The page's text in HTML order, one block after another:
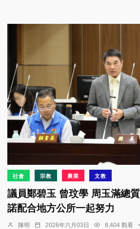
社會 宗教 農業 文教
議員鄭碧玉 曾玟學 周玉滿總
諾配合地方公所一起努力
陳明 2026年六月03日 8,404 觀看